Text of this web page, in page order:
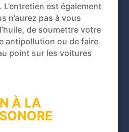
est également
n’aurez pas à vous
de soumettre votre
antipollution ou de faire
point sur les voitures
À LA